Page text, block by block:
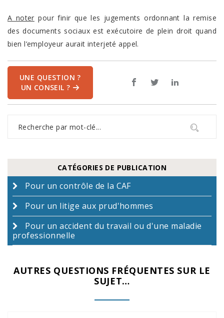
A noter pour finir que les jugements ordonnant la remise
des documents sociaux est exécutoire de plein droit quand
bien l’employeur aurait interjeté appel.
UNE QUESTION ?
UN CONSEIL ?
CATÉGORIES DE PUBLICATION
Pour un contrôle de la CAF
Pour un litige aux prud'hommes
Pour un accident du travail ou d'une maladie
professionnelle
AUTRES QUESTIONS FRÉQUENTES SUR LE
SUJET…